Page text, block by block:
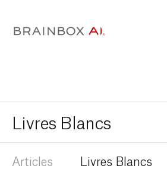
Livres Blancs
Articles Livres Blancs